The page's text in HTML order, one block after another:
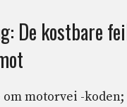
De kostbare
motorvei -koden;